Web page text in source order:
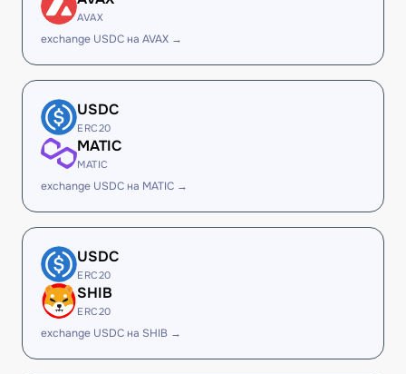
AVAX
exchange USDC на AVAX →
USDC
ERC20
MATIC
MATIC
exchange USDC на MATIC →
USDC
ERC20
SHIB
ERC20
exchange USDC на SHIB →